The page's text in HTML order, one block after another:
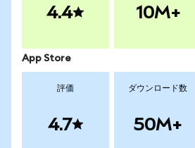
4.4 10M+
App Store
評価
4.7
ダウンロード数
50M+